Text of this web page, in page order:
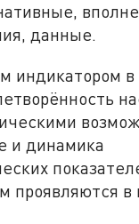
данные.
индикатором в
и динамика
проявляются в